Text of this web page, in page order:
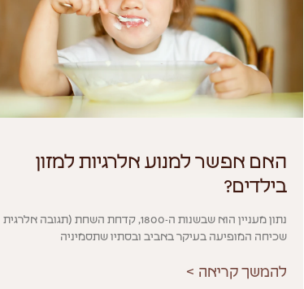
האם אפשר למנוע אלרגיות למזון
בילדים?
נתון מעניין הוא שבשנות ה-1800, קדחת השחת (תגובה אלרגית
שכיחה המופיעה בעיקר באביב ובסתיו שתסמיניה
להמשך קריאה >